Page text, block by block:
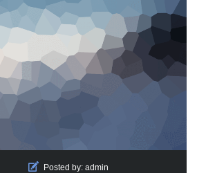
Posted by: admin